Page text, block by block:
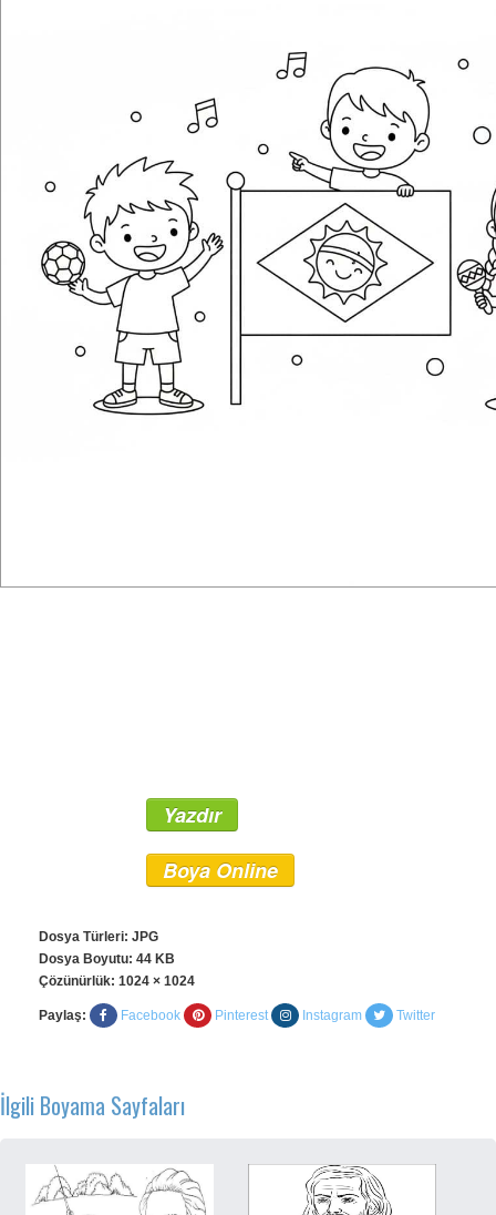
Yazdır
Boya Online
Dosya Türleri: JPG
Dosya Boyutu: 44 KB
Çözünürlük: 1024 × 1024
Paylaş: Facebook Pinterest Instagram Twitter
İlgili Boyama Sayfaları